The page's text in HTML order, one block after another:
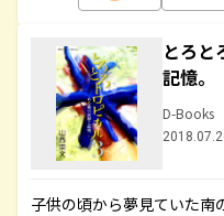
とろ
記憶
D-Books
子供の頃から夢見ていた南